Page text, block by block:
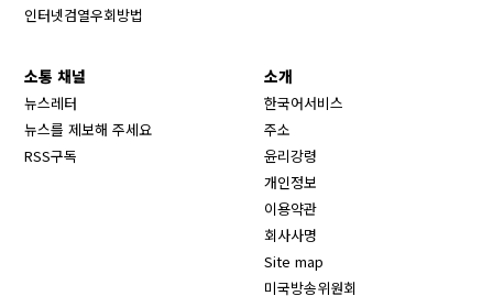
인터넷검열우회방법
소통 채널
뉴스레터
뉴스를 제보해 주세요
RSS구독
소개
한국어서비스
주소
윤리강령
개인정보
이용약관
회사사명
Site map
미국방송위원회